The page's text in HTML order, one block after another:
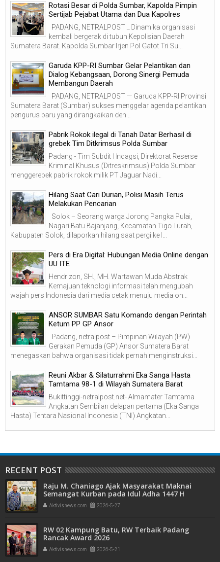
Rotasi Besar di Polda Sumbar, Kapolda Pimpin
Sertijab Pejabat Utama dan Dua Kapolres
PADANG, NETRALPOST _ Dinamika organisasi
kembali bergerak di tubuh Kepolisian Daerah
Sumatera Barat. Kapolda Sumbar Irjen Pol Gatot Tri Su...
Garuda KPP-RI Sumbar Gelar Pelantikan dan
Dialog Kebangsaan, Dorong Sinergi Pemuda
Membangun Daerah
PADANG, NETRALPOST — Garuda KPP-RI Provinsi
Sumatera Barat (Sumbar) sukses menggelar agenda pelantikan
pengurus baru yang dirangkaikan den...
Pabrik Rokok ilegal di Tanah Datar Berhasil di
grebek Tim Ditkrimsus Polda Sumbar
Padang - Tim Subdit I Indagsi, Direktorat Reserse
Kriminal Khusus (Ditreskrimsus) Polda Sumbar
menggerebek pabrik rokok milik PT Jaguar Nadi...
Hilang Saat Cari Durian, Polisi Masih Terus
Melakukan Pencarian
Solok – Seorang warga Jorong Pangka Pulai,
Nagari Batu Bajanjang, Kecamatan Tigo Lurah,
Kabupaten Solok, dilaporkan hilang saat pergi ke l...
Pers di Era Digital: Hubungan Media Online dengan
UU ITE
Hendrizon, SH., MH. Wartawan Muda Abstrak
Kemajuan teknologi informasi telah mengubah
wajah pers Indonesia dari media cetak menuju media on...
ANSOR SUMBAR Satu Komando dengan Perintah
Ketum PP GP Ansor
Padang, netralpost – Pimpinan Wilayah (PW)
Gerakan Pemuda (GP) Ansor Sumatera Barat
menegaskan bahwa organisasi tidak pernah menginstruksi...
Reuni Akbar & Silaturrahmi Eka Sanga Hasta
Tamtama 98-1 di Wilayah Sumatera Barat
Bukittinggi-netralpost.net- Almamater Tamtama
Angkatan Sembilan delapan pertama (Eka Sanga
Hasta) Tentara Nasional Indonesia (TNI) Angkatan...
RECENT POST
Raju M. Chaniago Ajak Masyarakat Maknai
Semangat Kurban pada Idul Adha 1447 H
Aktivisnews.com 2026-5-27
RW 02 Kampung Batu, RW Terbaik Padang
Rancak Award 2026
Aktivisnews.com 2026-5-21